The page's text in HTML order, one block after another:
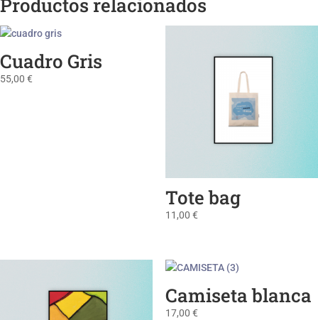
Cuadro Gris
55,00 €
Tote bag
11,00 €
Camiseta blanca
17,00 €